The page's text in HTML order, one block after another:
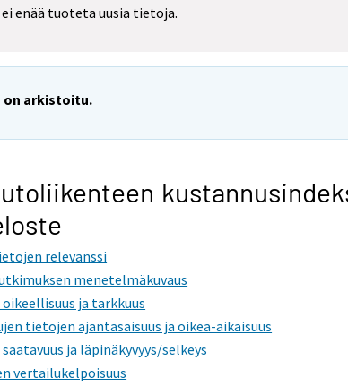
enää tuoteta uusia tietoja.
on arkistoitu.
relevanssi
menetelmäkuvaus
ja tarkkuus
tietojen ajantasaisuus ja oikea-aikaisuus
ja läpinäkyvyys/selkeys
vertailukelpoisuus